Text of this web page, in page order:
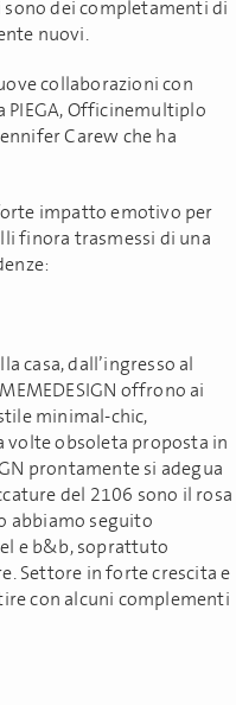
dei completamenti di
nuovi.
collaborazioni con
PIEGA, Officinemultiplo
Carew che ha
impatto emotivo per
finora trasmessi di una
casa, dall’ingresso al
offrono ai
minimal-chic,
volte obsoleta proposta in
prontamente si adegua
del 2106 sono il rosa
abbiamo seguito
e b&b, soprattuto
Settore in forte crescita e
con alcuni complementi